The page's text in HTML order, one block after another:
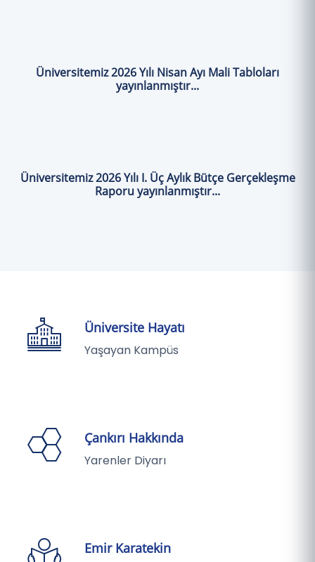
Üniversitemiz 2026 Yılı Nisan Ayı Mali Tabloları
yayınlanmıştır...
Üniversitemiz 2026 Yılı I. Üç Aylık Bütçe Gerçekleşme
Raporu yayınlanmıştır...
Üniversite Hayatı
Yaşayan Kampüs
Çankırı Hakkında
Yarenler Diyarı
Emir Karatekin